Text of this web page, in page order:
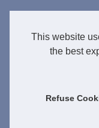
This website
the best
Refuse